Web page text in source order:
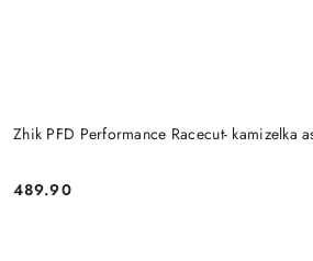
Zhik PFD Performance Racecut- kamizelka
Cena:
489.90